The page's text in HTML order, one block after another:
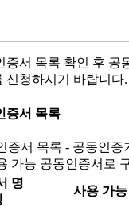
증서 목록 확인 후 공
신청하시기 바랍니다.
증서 목록
증서 목록 - 공동인증
가능 공동인증서로
명
사용 가